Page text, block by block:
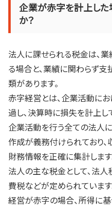
企業が赤字を計上し
か？
法人に課せられる税金は、
る場合と、業績に関わらず
類があります。
赤字経営とは、企業活動に
過し、決算時に損失を計上し
企業活動を行う全ての法人
作成が義務付けられており
財務情報を正確に集計します
法人の主な税金として、法
費税などが定められています
経営が赤字の場合、所得に基